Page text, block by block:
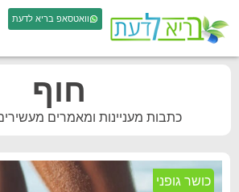
וואטסאפ בריא לדעת
חוף
כתבות מעניינות ומאמרים
כושר גופני